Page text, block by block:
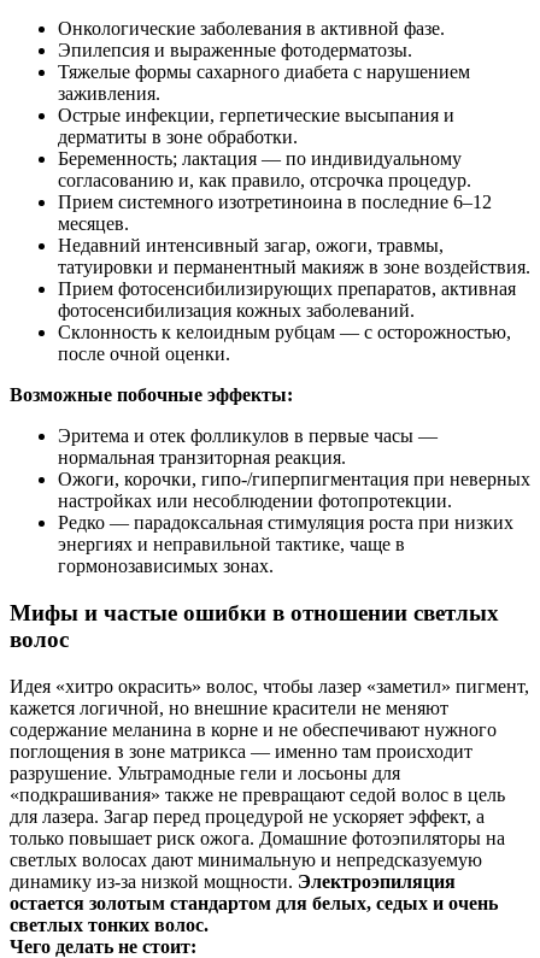
Онкологические заболевания в активной фазе.
Эпилепсия и выраженные фотодерматозы.
Тяжелые формы сахарного диабета с нарушением
заживления.
Острые инфекции, герпетические высыпания и
дерматиты в зоне обработки.
Беременность; лактация — по индивидуальному
согласованию и, как правило, отсрочка процедур.
Прием системного изотретиноина в последние 6–12
месяцев.
Недавний интенсивный загар, ожоги, травмы,
татуировки и перманентный макияж в зоне воздействия.
Прием фотосенсибилизирующих препаратов, активная
фотосенсибилизация кожных заболеваний.
Склонность к келоидным рубцам — с осторожностью,
после очной оценки.
Возможные побочные эффекты:
Эритема и отек фолликулов в первые часы —
нормальная транзиторная реакция.
Ожоги, корочки, гипо‑/гиперпигментация при неверных
настройках или несоблюдении фотопротекции.
Редко — парадоксальная стимуляция роста при низких
энергиях и неправильной тактике, чаще в
гормонозависимых зонах.
Мифы и частые ошибки в отношении светлых
волос
Идея «хитро окрасить» волос, чтобы лазер «заметил» пигмент,
кажется логичной, но внешние красители не меняют
содержание меланина в корне и не обеспечивают нужного
поглощения в зоне матрикса — именно там происходит
разрушение. Ультрамодные гели и лосьоны для
«подкрашивания» также не превращают седой волос в цель
для лазера. Загар перед процедурой не ускоряет эффект, а
только повышает риск ожога. Домашние фотоэпиляторы на
светлых волосах дают минимальную и непредсказуемую
динамику из‑за низкой мощности. Электроэпиляция
остается золотым стандартом для белых, седых и очень
светлых тонких волос.
Чего делать не стоит: